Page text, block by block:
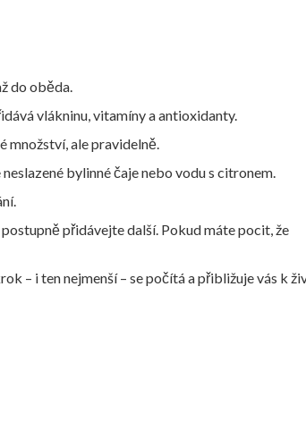
do oběda.
vlákninu, vitamíny a antioxidanty.
množství, ale pravidelně.
bylinné čaje nebo vodu s citronem.
přidávejte další. Pokud máte pocit, že
– i ten nejmenší – se počítá a přibližuje vás k